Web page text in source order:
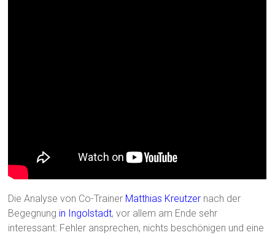
Die Analyse von Co-Trainer Matthias Kreutzer nach der
Begegnung in Ingolstadt, vor allem am Ende sehr
interessant: Fehler ansprechen, nichts beschönigen und eine